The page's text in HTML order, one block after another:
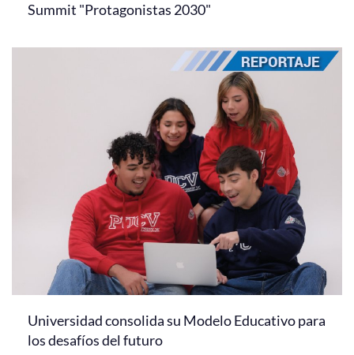
Summit "Protagonistas 2030"
Universidad consolida su Modelo Educativo para
los desafíos del futuro